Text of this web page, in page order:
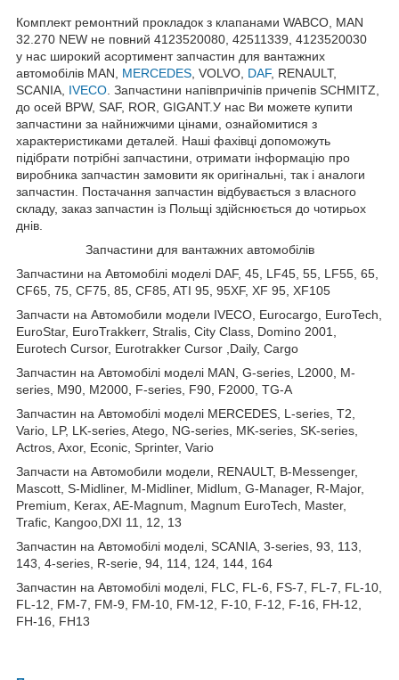
Комплект ремонтний прокладок з клапанами WABCO, MAN
32.270 NEW не повний 4123520080, 42511339, 4123520030
у нас широкий асортимент запчастин для вантажних
автомобілів MAN, MERCEDES , VOLVO, DAF, RENAULT,
SCANIA, IVECO . Запчастини напівпричіпів причепів SCHMITZ,
до осей BPW, SAF, ROR, GIGANT.У нас Ви можете купити
запчастини за найнижчими цінами, ознайомитися з
характеристиками деталей. Наші фахівці допоможуть
підібрати потрібні запчастини, отримати інформацію про
виробника запчастин замовити як оригінальні, так і аналоги
запчастин. Постачання запчастин відбувається з власного
складу, заказ запчастин із Польщі здійснюється до чотирьох
днів.
Запчастини для вантажних автомобілів
Запчастини на Автомобілі моделі DAF, 45, LF45, 55, LF55, 65,
CF65, 75, CF75, 85, CF85, ATI 95, 95XF, XF 95, XF105
Запчасти на Автомобили модели IVECO, Eurocargo, EuroTech,
EuroStar, EuroTrakkerr, Stralis, City Class, Domino 2001,
Eurotech Cursor, Eurotrakker Cursor ,Daily, Cargo
Запчастин на Автомобілі моделі MAN, G-series, L2000, M-
series, M90, M2000, F-series, F90, F2000, TG-A
Запчастин на Автомобілі моделі MERCEDES, L-series, T2,
Vario, LP, LK-series, Atego, NG-series, MK-series, SK-series,
Actros, Axor, Econic, Sprinter, Vario
Запчасти на Автомобили модели, RENAULT, B-Messenger,
Mascott, S-Midliner, M-Midliner, Midlum, G-Manager, R-Major,
Premium, Kerax, AE-Magnum, Magnum EuroTech, Master,
Trafic, Kangoo,DXI 11, 12, 13
Запчастин на Автомобілі моделі, SCANIA, 3-series, 93, 113,
143, 4-series, R-serie, 94, 114, 124, 144, 164
Запчастин на Автомобілі моделі, FLC, FL-6, FS-7, FL-7, FL-10,
FL-12, FM-7, FM-9, FM-10, FM-12, F-10, F-12, F-16, FH-12,
FH-16, FH13